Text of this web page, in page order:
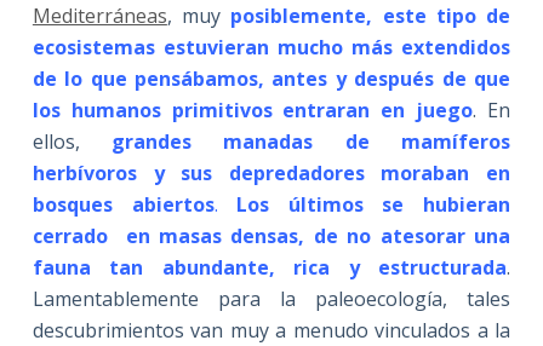
Mediterráneas, muy posiblemente, este tipo de
ecosistemas estuvieran mucho más extendidos
de lo que pensábamos, antes y después de que
los humanos primitivos entraran en juego. En
ellos, grandes manadas de mamíferos
herbívoros y sus depredadores moraban en
bosques abiertos. Los últimos se hubieran
cerrado en masas densas, de no atesorar una
fauna tan abundante, rica y estructurada.
Lamentablemente para la paleoecología, tales
descubrimientos van muy a menudo vinculados a la